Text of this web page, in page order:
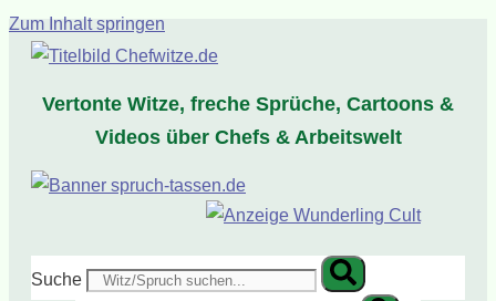
Zum Inhalt springen
Vertonte Witze, freche Sprüche, Cartoons &
Videos über Chefs & Arbeitswelt
Suche